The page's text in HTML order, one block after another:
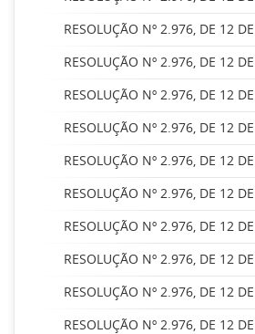
RESOLUÇÃO Nº 2.976, DE 12
RESOLUÇÃO Nº 2.976, DE 12
RESOLUÇÃO Nº 2.976, DE 12
RESOLUÇÃO Nº 2.976, DE 12
RESOLUÇÃO Nº 2.976, DE 12
RESOLUÇÃO Nº 2.976, DE 12
RESOLUÇÃO Nº 2.976, DE 12
RESOLUÇÃO Nº 2.976, DE 12
RESOLUÇÃO Nº 2.976, DE 12
RESOLUÇÃO Nº 2.976, DE 12